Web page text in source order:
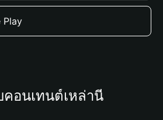
Play
อนเทนต์เหล่านี้